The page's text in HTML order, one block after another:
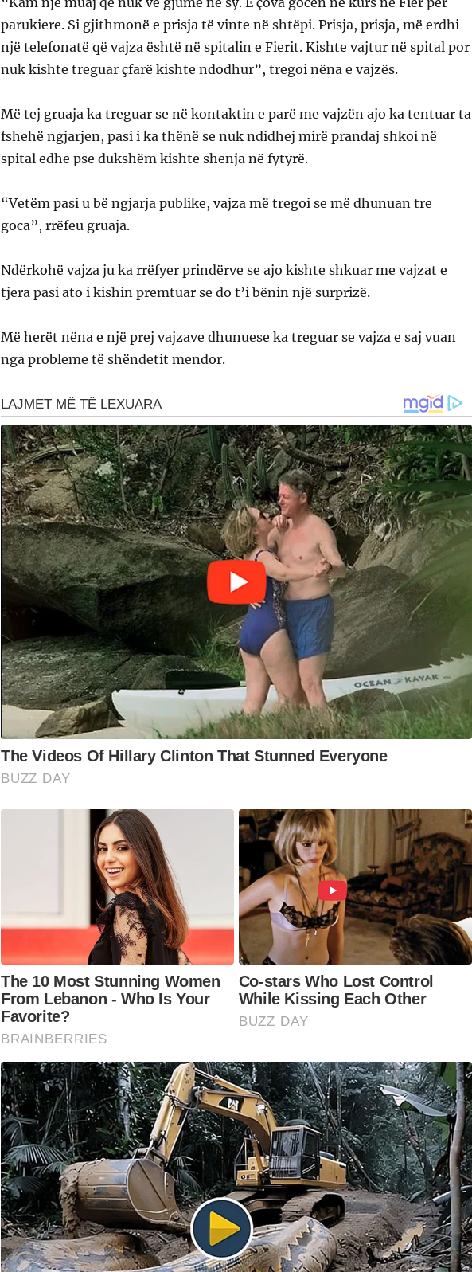
parukiere. Si gjithmonë e prisja të vinte në shtëpi. Prisja, prisja, më erdhi
një telefonatë që vajza është në spitalin e Fierit. Kishte vajtur në spital por
nuk kishte treguar çfarë kishte ndodhur”, tregoi nëna e vajzës.
Më tej gruaja ka treguar se në kontaktin e parë me vajzën ajo ka tentuar ta
fshehë ngjarjen, pasi i ka thënë se nuk ndidhej mirë prandaj shkoi në
spital edhe pse dukshëm kishte shenja në fytyrë.
“Vetëm pasi u bë ngjarja publike, vajza më tregoi se më dhunuan tre
goca”, rrëfeu gruaja.
Ndërkohë vajza ju ka rrëfyer prindërve se ajo kishte shkuar me vajzat e
tjera pasi ato i kishin premtuar se do t’i bënin një surprizë.
Më herët nëna e një prej vajzave dhunuese ka treguar se vajza e saj vuan
nga probleme të shëndetit mendor.